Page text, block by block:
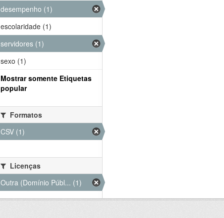
desempenho (1)
escolaridade (1)
servidores (1)
sexo (1)
Mostrar somente Etiquetas
popular
Formatos
CSV (1)
Licenças
Outra (Domínio Públ... (1)